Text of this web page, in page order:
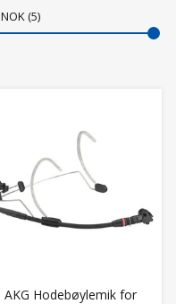
NOK 5
AKG Hodebøylemik for